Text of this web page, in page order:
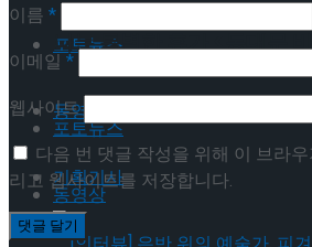
포토뉴스
동영상
기획기사
나는 특별한 휴가 <동대문 바
포토뉴스
동영상
이름 *
이메일*
웹사이트
다음 번 댓글 작성을 위해 이 브라
리고 웹사이트를 저장합니다.